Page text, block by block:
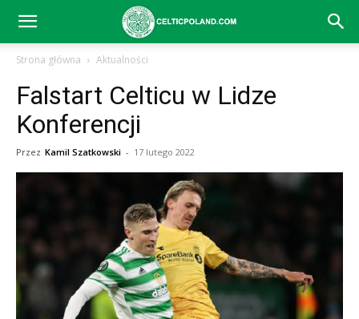
Celtic
Glasgow
(transfery,
Strona główna Aktualności
Falstart Celticu w Lidze
Konferencji
Przez Kamil Szatkowski - 17 lutego 2022